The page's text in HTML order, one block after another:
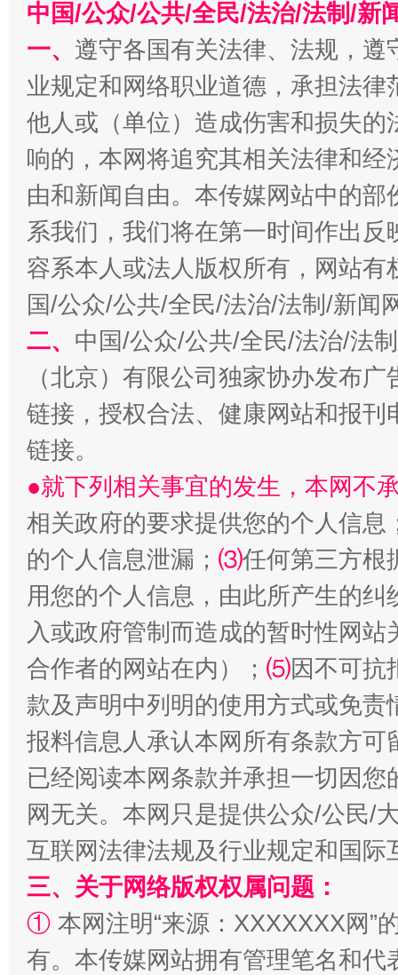
在谋一域中谋全局
今
习近平的博鳌关键词
“刷贴”乱象丛生
生
揭批美国五大"原罪" "炒
中国/公众/公共/全民/法治/法制/新
一、 遵守各国有关法律、法规，
业规定和网络职业道德，承担法
他人或（单位）造成伤害和损失
响的，本网将追究其相关法律和
由和新闻自由。本传媒网站中的
系我们，我们将在第一时间作出
容系本人或法人版权所有，网站
国/公众/公共/全民/法治/法制/新闻
二、 中国/公众/公共/全民/法治/法
（北京）有限公司独家协办发布
链接，授权合法、健康网站和报
链接。
●就下列相关事宜的发生，本网不
相关政府的要求提供您的个人信息
的个人信息泄漏； ⑶任何第三方根
用您的个人信息，由此所产生的纠
入或政府管制而造成的暂时性网
合作者的网站在内）； ⑸因不可抗
款及声明中列明的使用方式或免责
报料信息人承认本网所有条款方
已经阅读本网条款并承担一切因
网无关。本网只是提供公众/公民/
互联网法律法规及行业规定和国
三、关于网络版权权属问题：
① 本网注明“来源：XXXXXXX网”
有。本传媒网站拥有管理笔名和